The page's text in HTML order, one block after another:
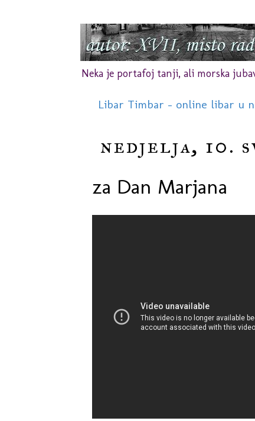
Neka je portafoj tanji, ali morska
Libar Timbar - online libar u
nedjelja, 10.
za Dan Marjana